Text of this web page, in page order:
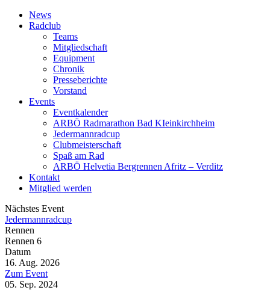
News
Radclub
Teams
Mitgliedschaft
Equipment
Chronik
Presseberichte
Vorstand
Events
Eventkalender
ARBÖ Radmarathon Bad KIeinkirchheim
Jedermannradcup
Clubmeisterschaft
Spaß am Rad
ARBÖ Helvetia Bergrennen Afritz – Verditz
Kontakt
Mitglied werden
Nächstes Event
Jedermannradcup
Rennen
Rennen 6
Datum
16. Aug. 2026
Zum Event
05. Sep. 2024